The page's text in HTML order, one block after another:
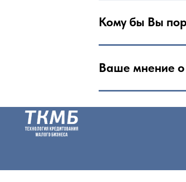
Кому бы Вы
Ваше мнение